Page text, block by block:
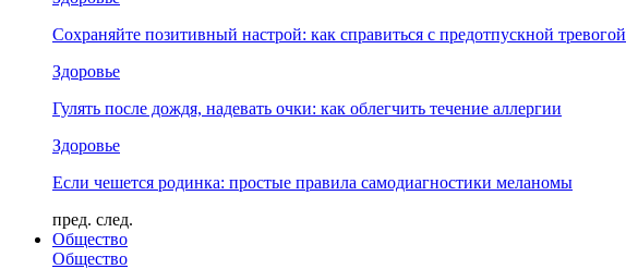
Сохраняйте позитивный настрой: как справиться с предотпускной тревогой
Здоровье
Гулять после дождя, надевать очки: как облегчить течение аллергии
Здоровье
Если чешется родинка: простые правила самодиагностики меланомы
пред. след.
Общество
Общество